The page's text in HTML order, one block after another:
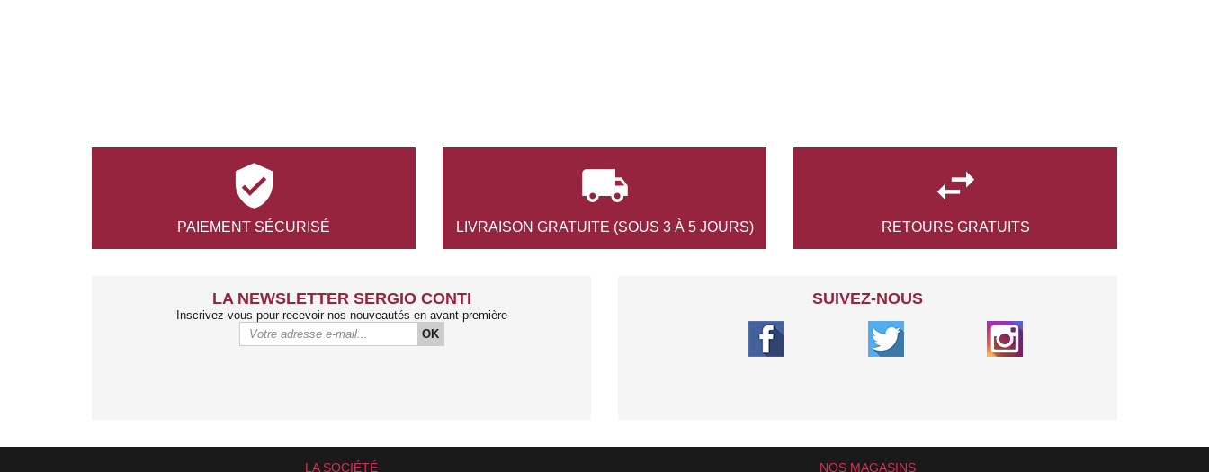

PAIEMENT SÉCURISÉ

LIVRAISON GRATUITE (SOUS 3 À 5 JOURS)

RETOURS GRATUITS
LA NEWSLETTER SERGIO CONTI
Inscrivez-vous pour recevoir nos nouveautés en avant-première
OK
SUIVEZ-NOUS
LA SOCIÉTÉ NOS MAGASINS